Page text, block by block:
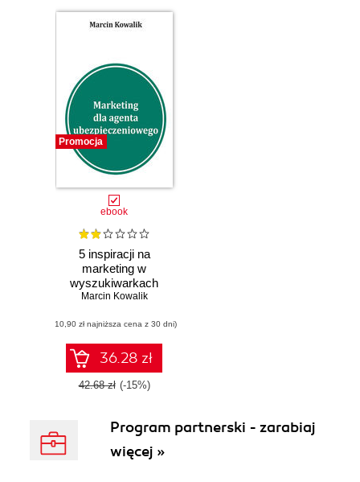
Promocja
ebook
5 inspiracji na
marketing w
wyszukiwarkach
dla agentów
Pozyskiwanie
klientów na
ubezpieczenia w
Google
Marcin Kowalik
(10,90 zł najniższa cena z 30 dni)
36.28 zł
42.68 zł (-15%)
Program partnerski - zarabiaj
więcej »